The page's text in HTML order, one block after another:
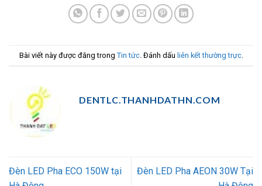
Bài viết này được đăng trong Tin tức. Đánh dấu liên kết thường trực.
DENTLC.THANHDATHN.COM
Đèn LED Pha ECO 150W tại
Đèn LED Pha AEON 30W Tại